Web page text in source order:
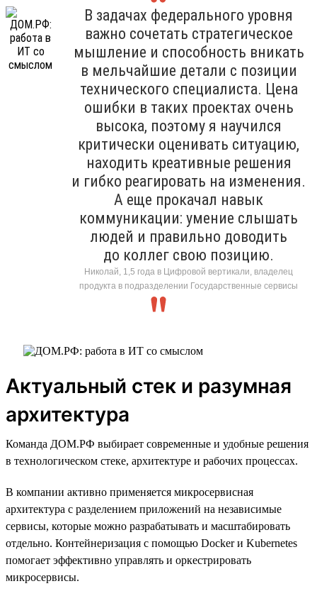
В задачах федерального уровня
важно сочетать стратегическое
мышление и способность вникать
в мельчайшие детали с позиции
технического специалиста. Цена
ошибки в таких проектах очень
высока, поэтому я научился
критически оценивать ситуацию,
находить креативные решения
и гибко реагировать на изменения.
А еще прокачал навык
коммуникации: умение слышать
людей и правильно доводить
до коллег свою позицию.
Николай, 1,5 года в Цифровой вертикали, владелец
продукта в подразделении Государственные сервисы
Актуальный стек и разумная
архитектура
Команда ДОМ.РФ выбирает современные и удобные решения
в технологическом стеке, архитектуре и рабочих процессах.
В компании активно применяется микросервисная
архитектура с разделением приложений на независимые
сервисы, которые можно разрабатывать и масштабировать
отдельно. Контейнеризация с помощью Docker и Kubernetes
помогает эффективно управлять и оркестрировать
микросервисы.